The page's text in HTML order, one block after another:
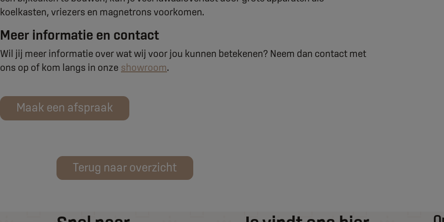
koelkasten, vriezers en magnetrons voorkomen.
Meer informatie en contact
Wil jij meer informatie over wat wij voor jou kunnen betekenen? Neem dan contact met
ons op of kom langs in onze showroom.
Maak een afspraak
Terug naar overzicht